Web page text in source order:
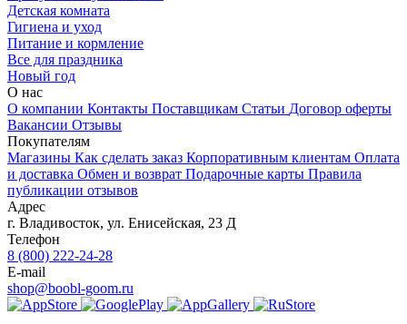
Детская комната
Гигиена и уход
Питание и кормление
Все для праздника
Новый год
О нас
О компании Контакты Поставщикам Статьи Договор оферты
Вакансии Отзывы
Покупателям
Магазины Как сделать заказ Корпоративным клиентам Оплата
и доставка Обмен и возврат Подарочные карты Правила
публикации отзывов
Адрес
г. Владивосток, ул. Енисейская, 23 Д
Телефон
8 (800) 222-24-28
E-mail
shop@boobl-goom.ru